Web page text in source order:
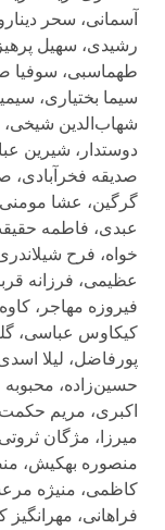
آسمانی، سحر
رشیدی، سهیل
طهماسبی، سوفیا
سیما بختیاری،
شهاب‌الدین شیخی،
دوستدار، شیرین
صدیقه
گرگین، عشا
عبدی، فاطمه
خواه، فرح
عظیمی، فرزانه
فیروزه مهاجر،
کیکاوس عباسی،
پورفاضل، لیلا
حسین‌زاده،
اکبری، مریم
میرزا، مژگان
منصوره بهکیش،
کاظمی، منیژه
فراهانی،